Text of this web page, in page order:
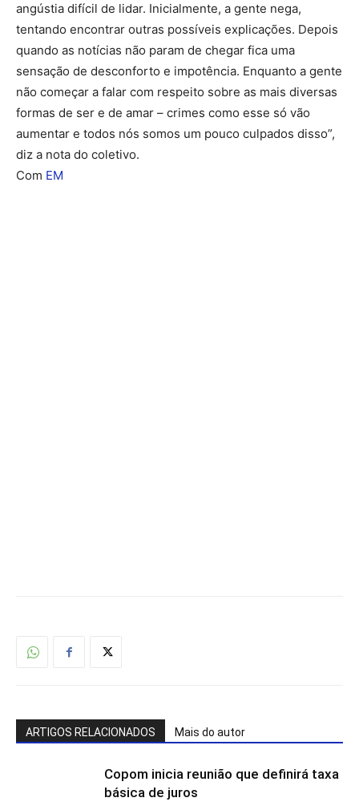
angústia difícil de lidar. Inicialmente, a gente nega,
tentando encontrar outras possíveis explicações. Depois
quando as notícias não param de chegar fica uma
sensação de desconforto e impotência. Enquanto a gente
não começar a falar com respeito sobre as mais diversas
formas de ser e de amar – crimes como esse só vão
aumentar e todos nós somos um pouco culpados disso”,
diz a nota do coletivo.
Com EM
ARTIGOS RELACIONADOS Mais do autor
Copom inicia reunião que definirá taxa
básica de juros